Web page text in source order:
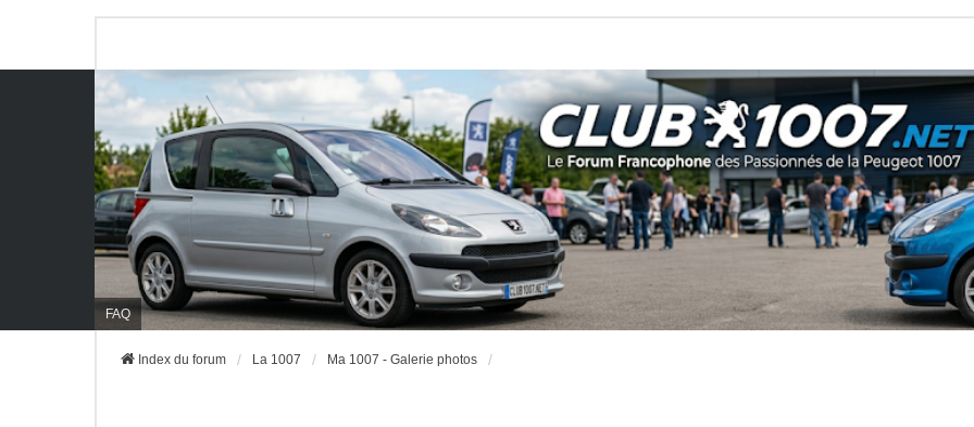
FAQ
Index du forum La 1007 Ma 1007 - Galerie photos